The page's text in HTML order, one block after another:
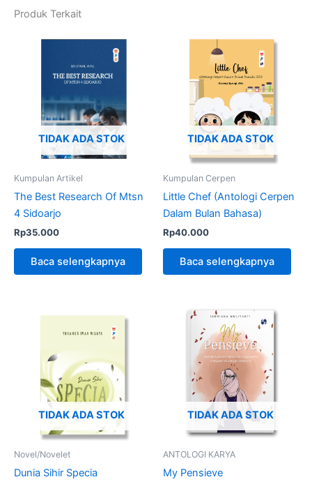
Produk Terkait
TIDAK ADA STOK
Kumpulan Artikel
The Best Research Of Mtsn
4 Sidoarjo
Rp35.000
Baca selengkapnya
TIDAK ADA STOK
Kumpulan Cerpen
Little Chef (Antologi Cerpen
Dalam Bulan Bahasa)
Rp40.000
Baca selengkapnya
TIDAK ADA STOK
Novel/Novelet
Dunia Sihir Specia
TIDAK ADA STOK
ANTOLOGI KARYA
My Pensieve